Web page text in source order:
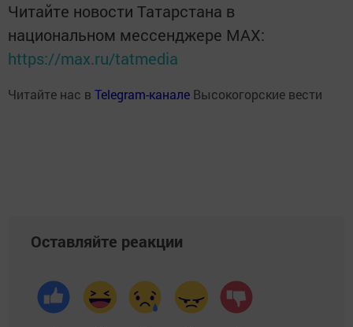
Читайте новости Татарстана в
национальном мессенджере MАХ:
https://max.ru/tatmedia
Читайте нас в Telegram-канале Высокогорские вести
Оставляйте реакции